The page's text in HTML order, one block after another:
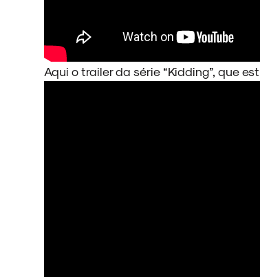
FAIXA A FAIXAAqui o trailer da série “Kidding”, que